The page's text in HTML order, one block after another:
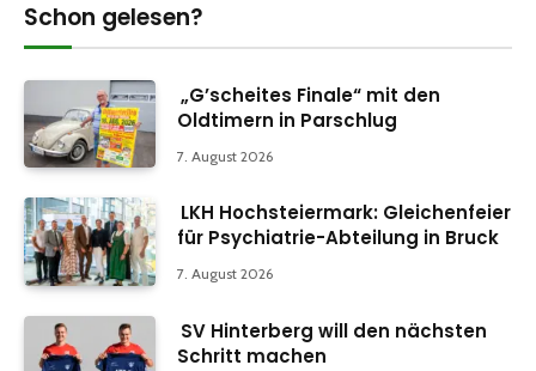
Schon gelesen?
„G’scheites Finale“ mit den
Oldtimern in Parschlug
7. August 2026
LKH Hochsteiermark: Gleichenfeier
für Psychiatrie-Abteilung in Bruck
7. August 2026
SV Hinterberg will den nächsten
Schritt machen